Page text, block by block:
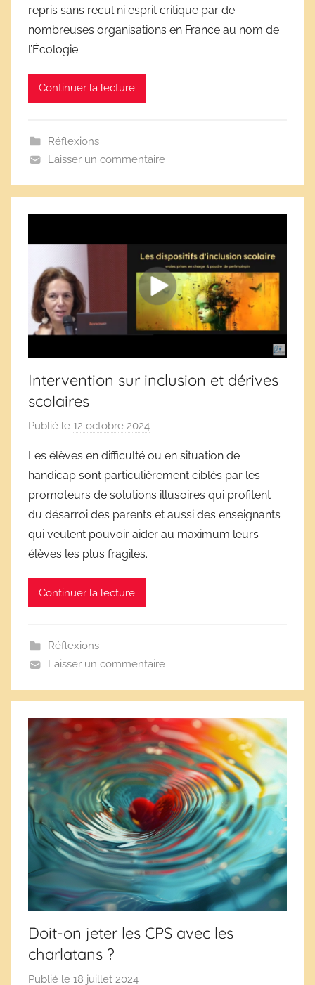
r
repris sans recul ni esprit critique par de
nombreuses organisations en France au nom de
l’Écologie.
Continuer la lecture
Réflexions
Laisser un commentaire
Intervention sur inclusion et dérives
scolaires
Publié le 12 octobre 2024
r
D
é
r
i
l
i
r
e
s
Les élèves en difficulté ou en situation de
handicap sont particulièrement ciblés par les
promoteurs de solutions illusoires qui profitent
du désarroi des parents et aussi des enseignants
qui veulent pouvoir aider au maximum leurs
élèves les plus fragiles.
Continuer la lecture
Réflexions
Laisser un commentaire
Doit-on jeter les CPS avec les
charlatans ?
Publié le 18 juillet 2024